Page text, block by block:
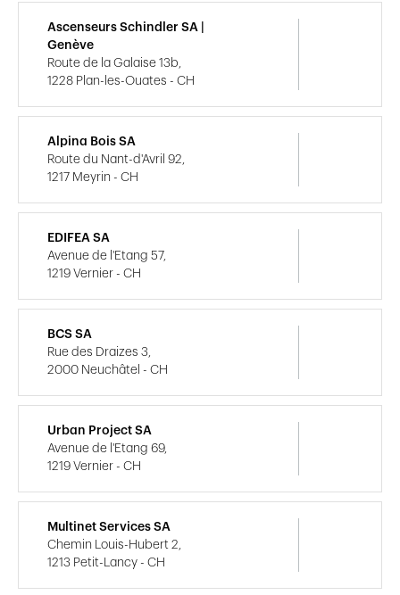
Ascenseurs Schindler SA |
Genève
Route de la Galaise 13b,
1228 Plan-les-Ouates - CH
Alpina Bois SA
Route du Nant-d'Avril 92,
1217 Meyrin - CH
EDIFEA SA
Avenue de l'Etang 57,
1219 Vernier - CH
BCS SA
Rue des Draizes 3,
2000 Neuchâtel - CH
Urban Project SA
Avenue de l'Etang 69,
1219 Vernier - CH
Multinet Services SA
Chemin Louis-Hubert 2,
1213 Petit-Lancy - CH